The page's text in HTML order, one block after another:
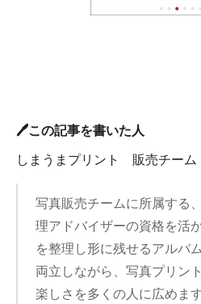
🖊️この記事を書いた人
しまうまプリント 販売チー
写真販売チームに所属する
理アドバイザーの資格を活
を整理し形に残せるアルバ
両立しながら、写真プリン
楽しさを多くの人に広めます